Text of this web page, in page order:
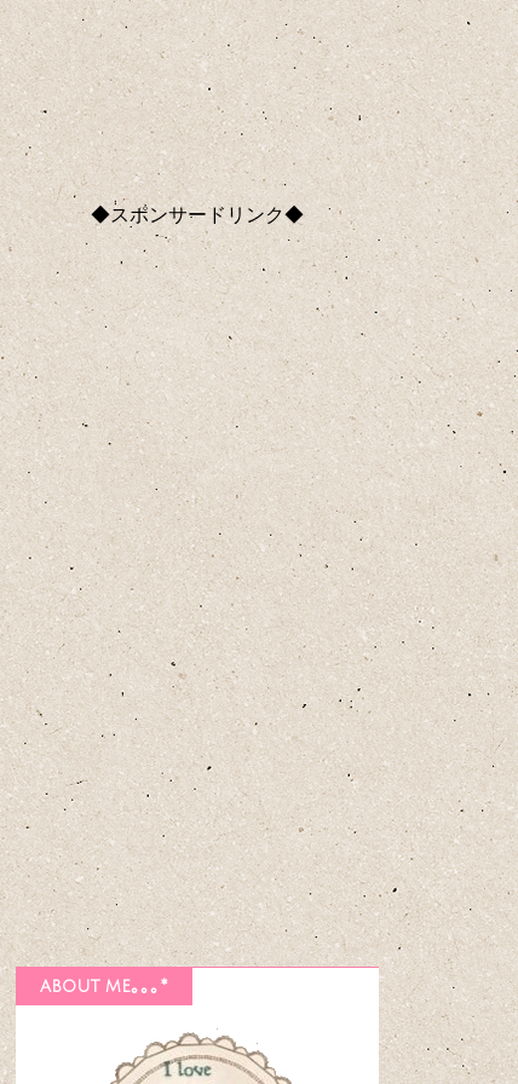
◆スポンサードリンク◆
about me｡｡｡*